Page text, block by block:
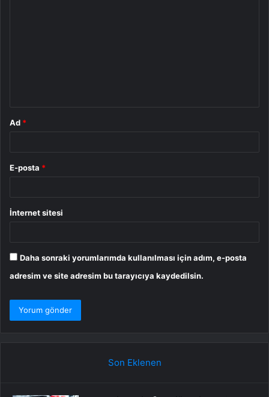
Ad *
E-posta *
İnternet sitesi
Daha sonraki yorumlarımda kullanılması için adım, e-posta
adresim ve site adresim bu tarayıcıya kaydedilsin.
Son Eklenen